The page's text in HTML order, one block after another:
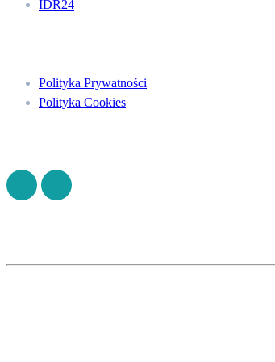
IDR24
Polityka Prywatności
Polityka Cookies